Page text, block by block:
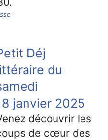
Déj
du
janvier 2025
découvrir les
de cœur des